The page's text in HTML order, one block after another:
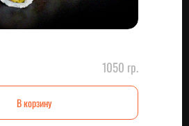
1050 гр.
В корзину